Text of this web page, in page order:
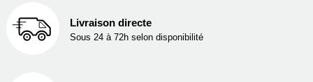
Livraison directe
Sous 24 à 72h selon disponibilité